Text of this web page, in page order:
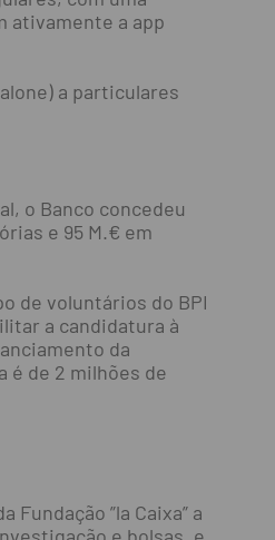
ativamente a app
a particulares
o Banco concedeu
e 95 M.€ em
de voluntários do BPI
a candidatura à
da
é de 2 milhões de
”la Caixa” a